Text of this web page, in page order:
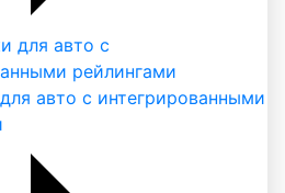
авто с интегрированными